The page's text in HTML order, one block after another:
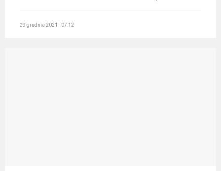
29 grudnia 2021 - 07:12